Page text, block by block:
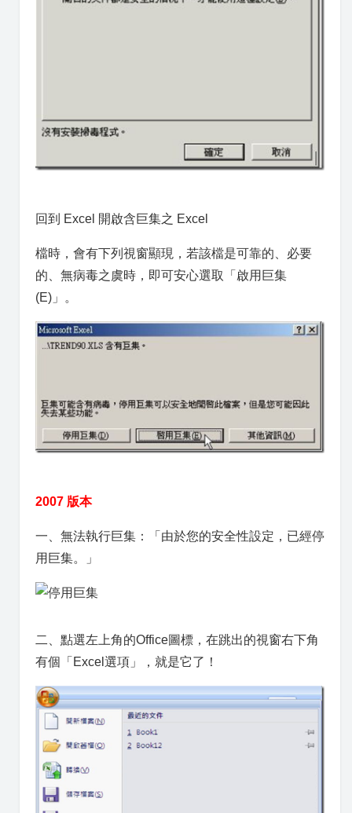
回到 Excel 開啟含巨集之 Excel
檔時，會有下列視窗顯現，若該檔是可靠的、必要
的、無病毒之虞時，即可安心選取「啟用巨集
(E)」。
2007 版本
一、無法執行巨集：「由於您的安全性設定，已經停
用巨集。」
二、點選左上角的Office圖標，在跳出的視窗右下角
有個「Excel選項」，就是它了！